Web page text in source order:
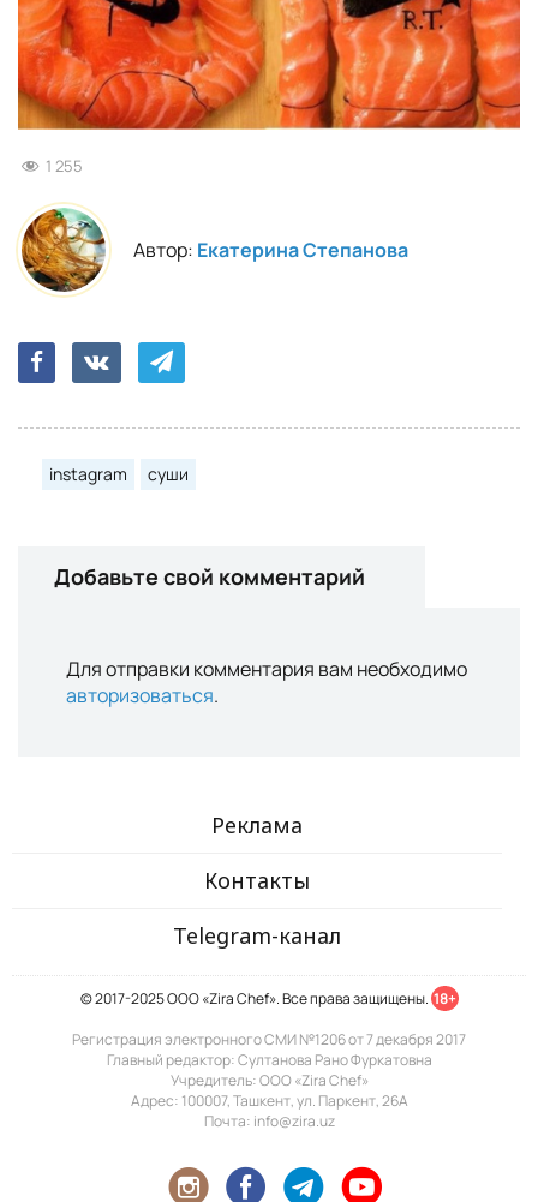
1 255
Автор: Екатерина Степанова
instagram суши
Добавьте свой комментарий
Для отправки комментария вам необходимо
авторизоваться.
Реклама
Контакты
Telegram-канал
© 2017-2025 ООО «Zira Chef». Все права защищены. 18+
Регистрация электронного СМИ №1206 от 7 декабря 2017
Главный редактор: Султанова Рано Фуркатовна
Учредитель: ООО «Zira Chef»
Адрес: 100007, Ташкент, ул. Паркент, 26А
Почта: info@zira.uz